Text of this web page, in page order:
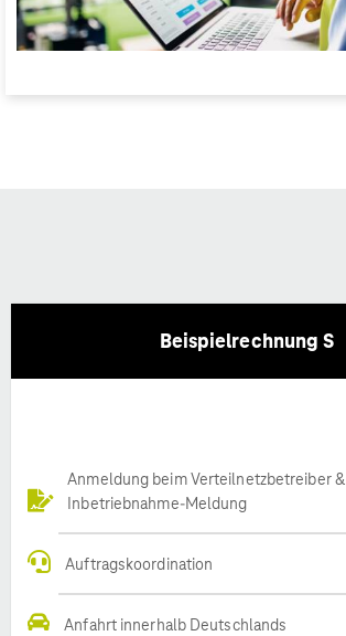
Beispielrechnung S
Anmeldung beim Verteilnetzbetreiber &
Inbetriebnahme-Meldung
Auftragskoordination
Anfahrt innerhalb Deutschlands